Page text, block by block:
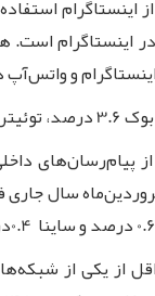
دارد
نشان می‌دهد 18 درصد
0.4